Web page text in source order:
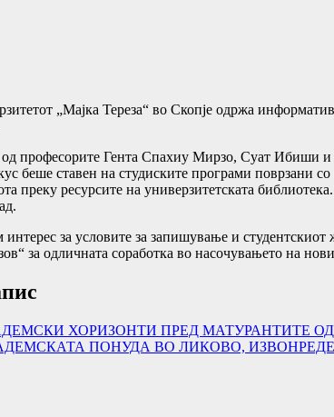
„Мајка Тереза“ во Скопје одржа
професорите Гента Спахиу Мирзо, Суат Ибиши
беше ставен на студиските програми поврзани
преку ресурсите на универзитетската
за условите за запишување и
за одличната соработка во насочувањето на
ХОРИЗОНТИ ПРЕД МАТУРАНТИТЕ
ПОНУДА ВО ЛИКОВО,